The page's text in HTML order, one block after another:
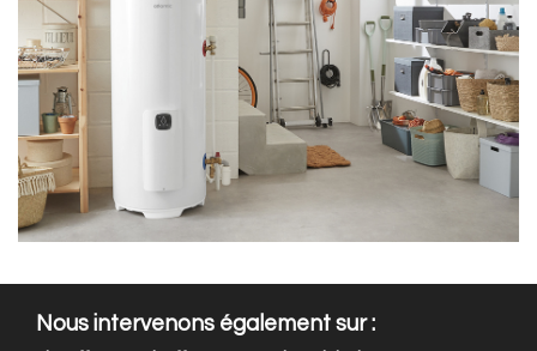
Nous intervenons également sur :